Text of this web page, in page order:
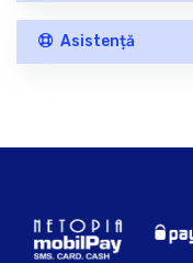
Asistență